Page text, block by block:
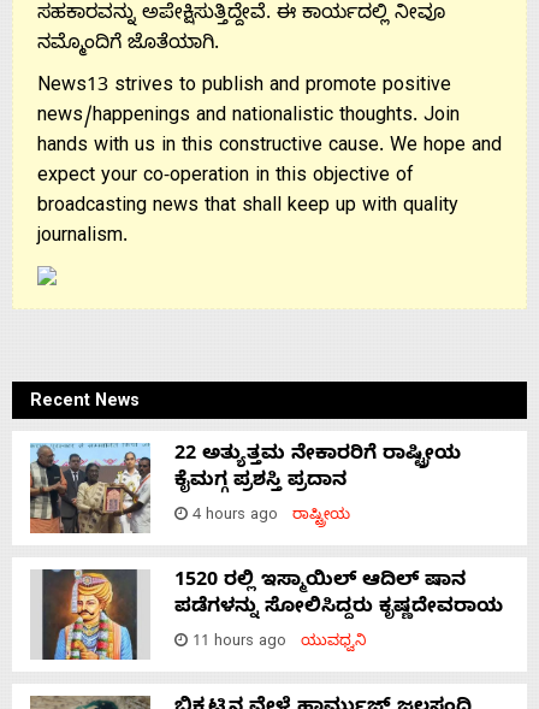
Contact
Us
ಸಹಕಾರವನ್ನು ಅಪೇಕ್ಷಿಸುತ್ತಿದ್ದೇವೆ. ಈ ಕಾರ್ಯದಲ್ಲಿ ನೀವೂ
ನಮ್ಮೊಂದಿಗೆ ಜೊತೆಯಾಗಿ.
News13 strives to publish and promote positive
news/happenings and nationalistic thoughts. Join
hands with us in this constructive cause. We hope and
expect your co-operation in this objective of
broadcasting news that shall keep up with quality
journalism.
Recent News
22 ಅತ್ಯುತ್ತಮ ನೇಕಾರರಿಗೆ ರಾಷ್ಟ್ರೀಯ
ಕೈಮಗ್ಗ ಪ್ರಶಸ್ತಿ ಪ್ರದಾನ
4 hours ago ರಾಷ್ಟ್ರೀಯ
1520 ರಲ್ಲಿ ಇಸ್ಮಾಯಿಲ್ ಆದಿಲ್ ಷಾನ
ಪಡೆಗಳನ್ನು ಸೋಲಿಸಿದ್ದರು ಕೃಷ್ಣದೇವರಾಯ
11 hours ago ಯುವಧ್ವನಿ